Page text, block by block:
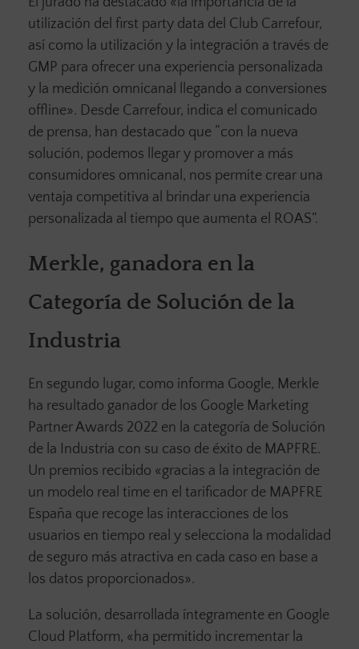
utilización del first party data del Club Carrefour,
así como la utilización y la integración a través de
GMP para ofrecer una experiencia personalizada
y la medición omnicanal llegando a conversiones
offline». Desde Carrefour, indica el comunicado
de prensa, han destacado que “con la nueva
solución, podemos llegar y promover a más
consumidores omnicanal, nos permite crear una
ventaja competitiva al brindar una experiencia
personalizada al tiempo que aumenta el ROAS”.
Merkle, ganadora en la
Categoría de Solución de la
Industria
En segundo lugar, como informa Google, Merkle
ha resultado ganador de los Google Marketing
Partner Awards 2022 en la categoría de Solución
de la Industria con su caso de éxito de MAPFRE.
Un premios recibido «gracias a la integración de
un modelo real time en el tarificador de MAPFRE
España que recoge las interacciones de los
usuarios en tiempo real y selecciona la modalidad
de seguro más atractiva en cada caso en base a
los datos proporcionados».
La solución, desarrollada íntegramente en Google
Cloud Platform, «ha permitido incrementar la